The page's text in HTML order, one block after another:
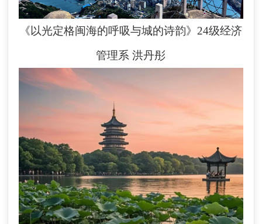
《以光定格闽海的呼吸与城的诗韵》24级经济
管理系洪丹彤